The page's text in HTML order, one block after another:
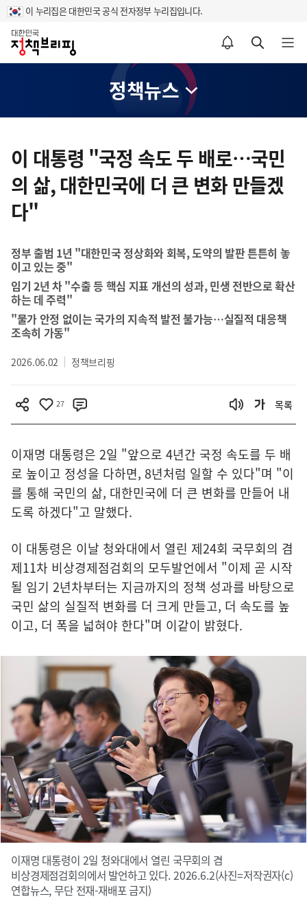
이 누리집은 대한민국 공식 전자정부 누리집입니다.
홈
알림설정 바로가기 검색 바로가기 메뉴 열기
정책뉴스
텐
츠
영
역
이 대통령 "국정 속도 두 배로…국민
의 삶, 대한민국에 더 큰 변화 만들겠
다"
정부 출범 1년 "대한민국 정상화와 회복, 도약의 발판 튼튼히 놓
이고 있는 중"
임기 2년 차 "수출 등 핵심 지표 개선의 성과, 민생 전반으로 확산
하는 데 주력"
"물가 안정 없이는 국가의 지속적 발전 불가능…실질적 대응책
조속히 가동"
2026.06.02 정책브리핑
27 목록
이재명 대통령은 2일 "앞으로 4년간 국정 속도를 두 배
로 높이고 정성을 다하면, 8년처럼 일할 수 있다"며 "이
를 통해 국민의 삶, 대한민국에 더 큰 변화를 만들어 내
도록 하겠다"고 말했다.
이 대통령은 이날 청와대에서 열린 제24회 국무회의 겸
제11차 비상경제점검회의 모두발언에서 "이제 곧 시작
될 임기 2년차부터는 지금까지의 정책 성과를 바탕으로
국민 삶의 실질적 변화를 더 크게 만들고, 더 속도를 높
이고, 더 폭을 넓혀야 한다"며 이같이 밝혔다.
이재명 대통령이 2일 청와대에서 열린 국무회의 겸
비상경제점검회의에서 발언하고 있다. 2026.6.2(사진=저작권자(c)
연합뉴스, 무단 전재-재배포 금지)